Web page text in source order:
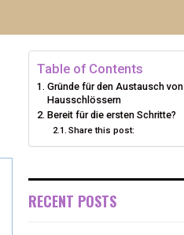
Table of Contents
Gründe für den Austausch von
Hausschlössern
Bereit für die ersten Schritte?
Share this post:
RECENT POSTS